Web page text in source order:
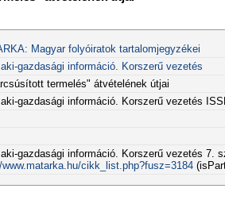
Magyar folyóiratok tartalomjegyzékei
gazdasági információ. Korszerű vezetés
termelés" átvételének útjai
gazdasági információ. Korszerű vezetés
gazdasági információ. Korszerű vezetés 7.
www.matarka.hu/cikk_list.php?fusz=3184